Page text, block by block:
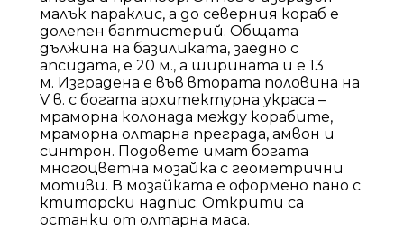
малък параклис, а до северния кораб е
долепен баптистерий. Общата
дължина на базиликата, заедно с
апсидата, е 20 м., а ширината и е 13
м. Изградена е във втората половина на
V в. с богата архитектурна украса –
мраморна колонада между корабите,
мраморна олтарна преграда, амвон и
синтрон. Подовете имат богата
многоцветна мозайка с геометрични
мотиви. В мозайката е оформено пано с
ктиторски надпис. Открити са
останки от олтарна маса.